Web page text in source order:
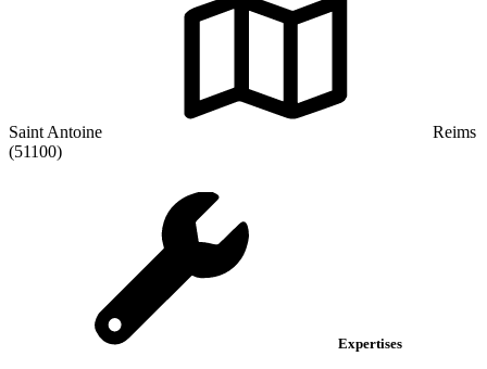
Saint Antoine
Reims
(51100)
Expertises